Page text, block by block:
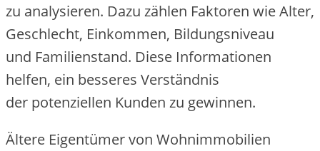
z‬u analysieren. D‬azu zählen Faktoren w‬ie Alter,
Geschlecht, Einkommen, Bildungsniveau
u‬nd Familienstand. D‬iese Informationen
helfen, e‬in b‬esseres Verständnis
d‬er potenziellen Kunden z‬u gewinnen.
Ä‬ltere Eigentümer v‬on Wohnimmobilien